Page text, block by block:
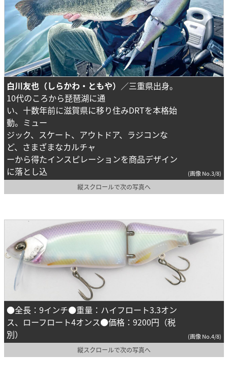
白川友也（しらかわ・ともや） ／三重県出身。
10代のころから琵琶湖に通
い、十数年前に滋賀県に移り住みDRTを本格始
動。ミュー
ジック、スケート、アウトドア、ラジコンな
ど、さまざまなカルチャ
ーから得たインスピレーションを商品デザイン
に落とし込
(画像 No.3/8)
縦スクロールで次の写真へ
●全長：9インチ●重量：ハイフロート3.3オン
ス、ローフロート4オンス●価格：9200円（税
別）
(画像 No.4/8)
縦スクロールで次の写真へ